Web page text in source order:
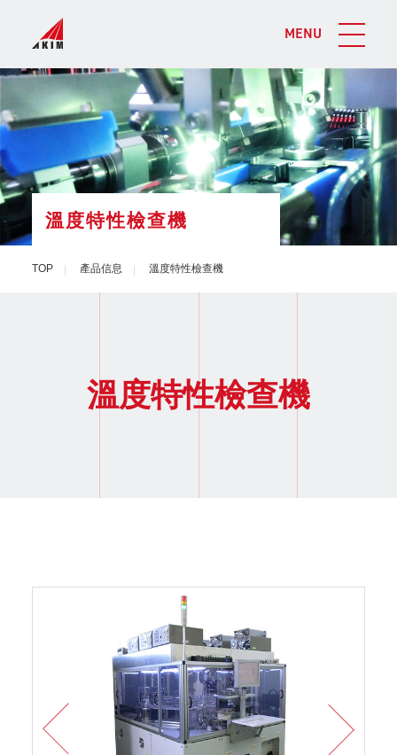
MENU
溫度特性檢查機
TOP 產品信息 溫度特性檢查機
溫度特性檢查機